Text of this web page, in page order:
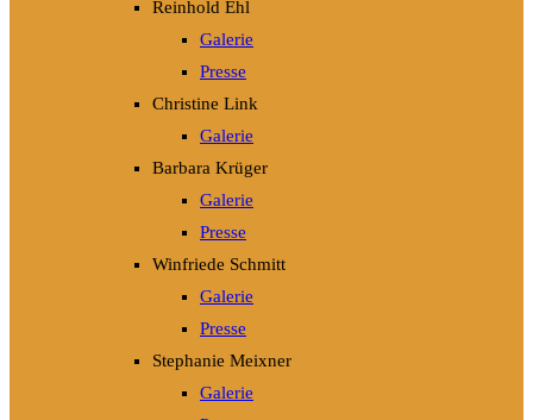
Reinhold Ehl
Galerie
Presse
Christine Link
Galerie
Barbara Krüger
Galerie
Presse
Winfriede Schmitt
Galerie
Presse
Stephanie Meixner
Galerie